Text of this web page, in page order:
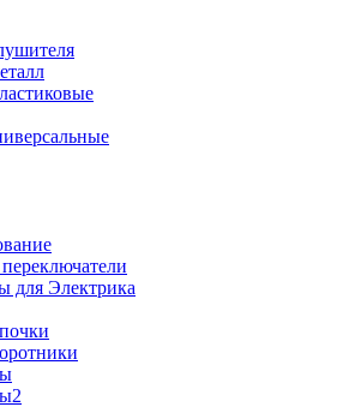
для Электрика